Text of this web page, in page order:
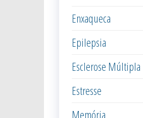
Enxaqueca
Epilepsia
Esclerose Múltipla
Estresse
Memória